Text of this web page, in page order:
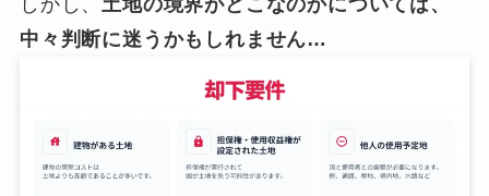
しかし、土地の境界がどこなのかについては、
中々判断に迷うかもしれません…